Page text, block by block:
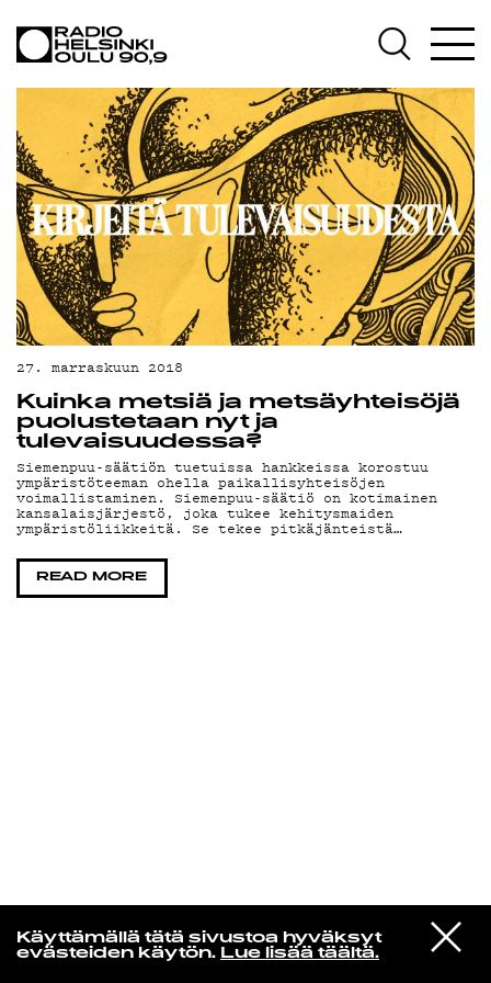
Käyttämällä tätä sivustoa hyväksyt
evästeiden käytön. Lue lisää täältä.
VIESTI
STUDIOON
Daft Punk
Motherboard
AJANKOHTAISTA
OHJELMAT
TEKIJÄT
ON-DEMAND
PODCAST
MAINOSTA
YHTEYSTIEDOT
G LIVELAB
YSTÄVÄKLUBI
TIETOSUOJA
KIRJAUDU SISÄÄN
27. marraskuun 2018
Kuinka metsiä ja metsäyhteisöjä
puolustetaan nyt ja
tulevaisuudessa?
Siemenpuu-säätiön tuetuissa hankkeissa korostuu
ympäristöteeman ohella paikallisyhteisöjen
voimallistaminen. Siemenpuu-säätiö on kotimainen
kansalaisjärjestö, joka tukee kehitysmaiden
ympäristöliikkeitä. Se tekee pitkäjänteistä…
READ MORE